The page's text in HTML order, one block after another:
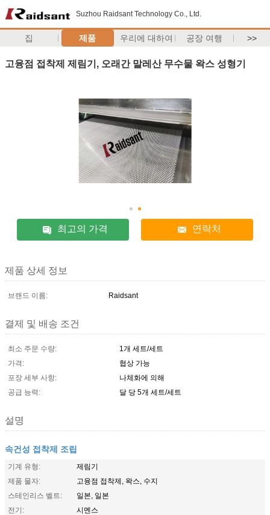
Suzhou Raidsant Technology Co., Ltd.
집 제품 우리에 대하여 공장 여행 >>
고융점 접착제 제림기, 오래간 말레산 무수물 왁스 성형기
최고의 가격 연락처
제품 상세 정보
브랜드 이름: Raidsant
결제 및 배송 조건
최소 주문 수량:
1개 세트/세트
가격:
협상 가능
포장 세부 사항:
나체화에 의해
공급 능력:
달 당 5개 세트/세트
설명
속건성 접착제 조립
기계 유형:
제림기
제품 물자:
고융점 접착제, 왁스, 수지
스테인리스 벨트:
일본, 일본
전기:
시멘스